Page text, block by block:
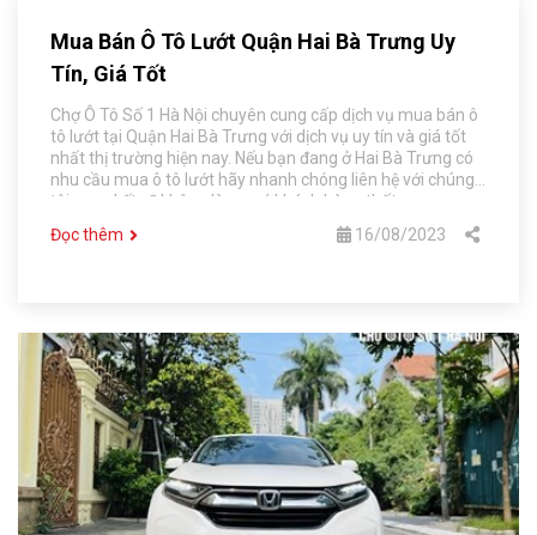
Mua Bán Ô Tô Lướt Quận Hai Bà Trưng Uy
Tín, Giá Tốt
Chợ Ô Tô Số 1 Hà Nội chuyên cung cấp dịch vụ mua bán ô
tô lướt tại Quận Hai Bà Trưng với dịch vụ uy tín và giá tốt
nhất thị trường hiện nay. Nếu bạn đang ở Hai Bà Trưng có
nhu cầu mua ô tô lướt hãy nhanh chóng liên hệ với chúng
tôi, cam kết sẽ không làm quý khách hàng thất vọng.
Đọc thêm
16/08/2023